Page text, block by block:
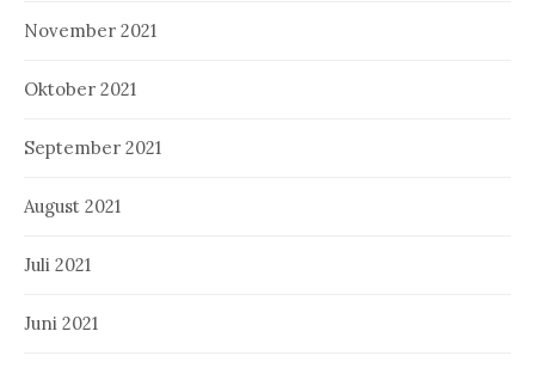
November 2021
Oktober 2021
September 2021
August 2021
Juli 2021
Juni 2021